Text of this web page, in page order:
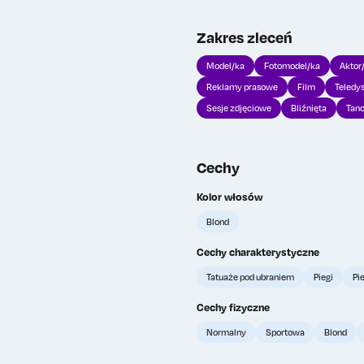
TOP
Zakres zleceń
Model/ka Fotomodel/ka
Reklamy prasowe
Film
Sesje zdjęciowe
Bliźnięta
Cechy
Kolor włosów
Blond
Cechy charakterystyczne
Tatuaże pod ubraniem Piegi
Cechy fizyczne
Normalny Sportowa Blond